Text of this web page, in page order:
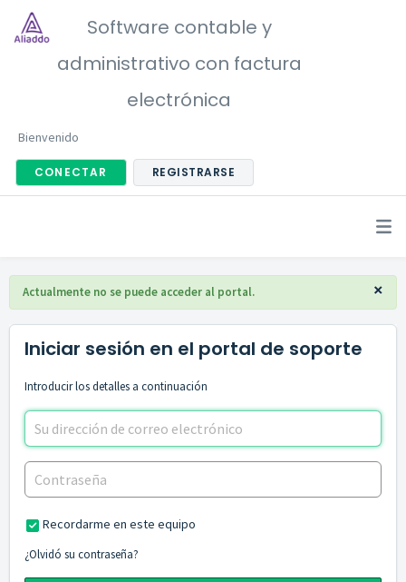
Software contable y
administrativo con factura
electrónica
Bienvenido
CONECTAR REGISTRARSE
×
Actualmente no se puede acceder al portal.
Iniciar sesión en el portal de soporte
Introducir los detalles a continuación
Recordarme en este equipo
¿Olvidó su contraseña?